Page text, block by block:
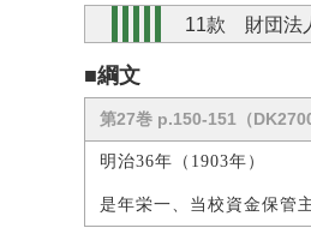
11款 財団法
■綱文
第27巻 p.150-151（
明治36年（1903年）
是年栄一、当校資金保管